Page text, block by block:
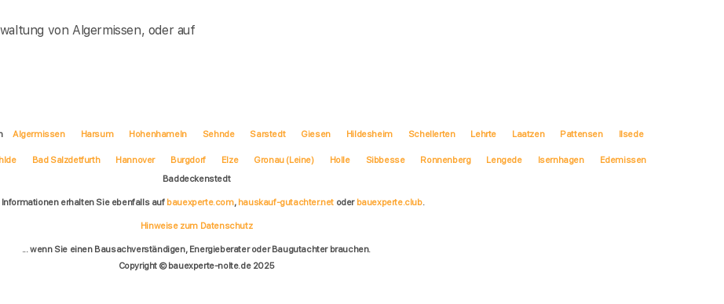
von Algermissen, oder auf
Algermissen Harsum Hohenhameln Sehnde Sarstedt Giesen Hildesheim Schellerten Lehrte Laatzen Pattensen Ilsede
Bad Salzdetfurth Hannover Burgdorf Elze Gronau (Leine) Holle Sibbesse Ronnenberg Lengede Isernhagen
Edemissen
Baddeckenstedt
Informationen erhalten Sie ebenfalls auf bauexperte.com, hauskauf-gutachter.net oder bauexperte.club.
Hinweise zum Datenschutz
... wenn Sie einen Bausachverständigen, Energieberater oder Baugutachter brauchen.
Copyright © bauexperte-nolte.de 2025